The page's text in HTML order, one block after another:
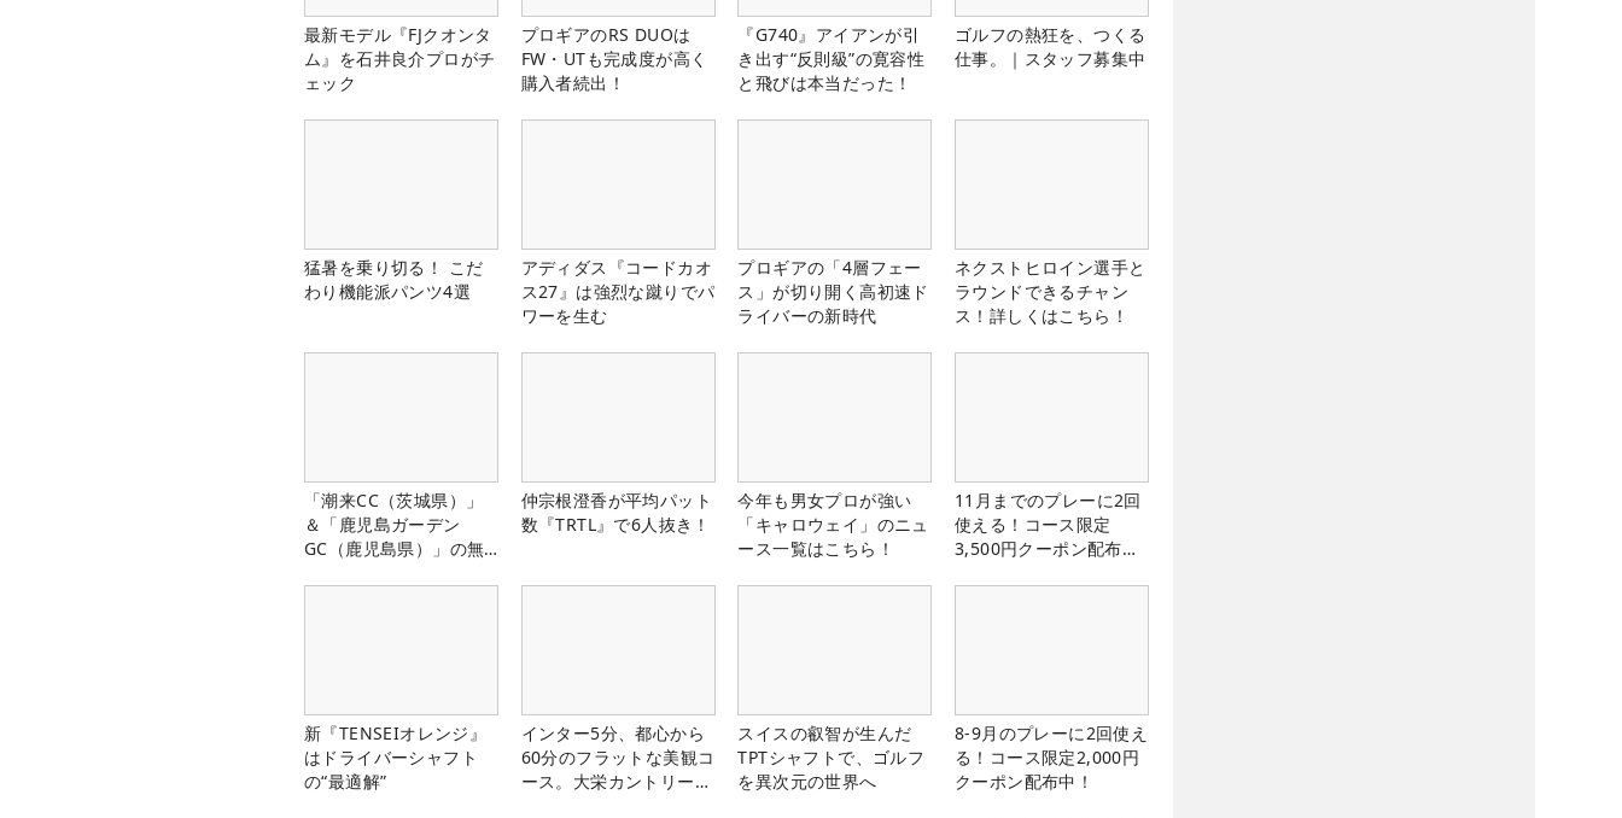
最新モデル『FJクオンタ
ム』を石井良介プロがチ
ェック
プロギアのRS DUOは
FW・UTも完成度が高く
購入者続出！
『G740』アイアンが引
き出す“反則級”の寛容性
と飛びは本当だった！
ゴルフの熱狂を、つくる
仕事。｜スタッフ募集中
猛暑を乗り切る！ こだ
わり機能派パンツ4選
アディダス『コードカオ
ス27』は強烈な蹴りでパ
ワーを生む
プロギアの「4層フェー
ス」が切り開く高初速ド
ライバーの新時代
ネクストヒロイン選手と
ラウンドできるチャン
ス！詳しくはこちら！
「潮来CC（茨城県）」
＆「鹿児島ガーデン
GC（鹿児島県）」の無
仲宗根澄香が平均パット
数『TRTL』で6人抜き！
今年も男女プロが強い
「キャロウェイ」のニュ
ース一覧はこちら！
11月までのプレーに2回
使える！コース限定
3,500円クーポン配布
新『TENSEIオレンジ』
はドライバーシャフト
の“最適解”
インター5分、都心から
60分のフラットな美観コ
ース。大栄カントリー俱
スイスの叡智が生んだ
TPTシャフトで、ゴルフ
を異次元の世界へ
8-9月のプレーに2回使え
る！コース限定2,000円
クーポン配布中！